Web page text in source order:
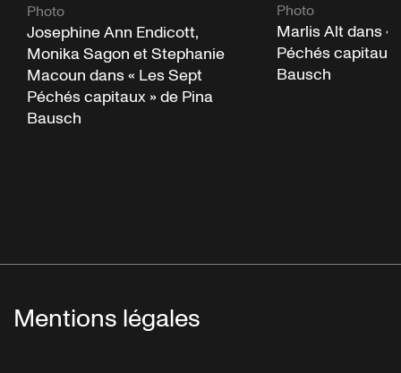
Photo
Josephine Ann Endicott,
Monika Sagon et Stephanie
Macoun dans « Les Sept
Péchés capitaux » de Pina
Bausch
Photo
Marlis Alt dans «
Péchés capitaux
Bausch
Mentions légales